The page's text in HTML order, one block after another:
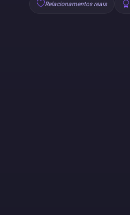
Relacionamentos reais